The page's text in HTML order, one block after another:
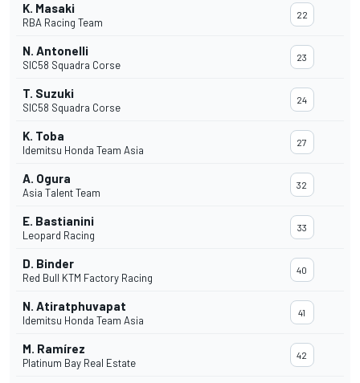
K. Masaki
RBA Racing Team
22
N. Antonelli
SIC58 Squadra Corse
23
T. Suzuki
SIC58 Squadra Corse
24
K. Toba
Idemitsu Honda Team Asia
27
A. Ogura
Asia Talent Team
32
E. Bastianini
Leopard Racing
33
D. Binder
Red Bull KTM Factory Racing
40
N. Atiratphuvapat
Idemitsu Honda Team Asia
41
M. Ramírez
Platinum Bay Real Estate
42